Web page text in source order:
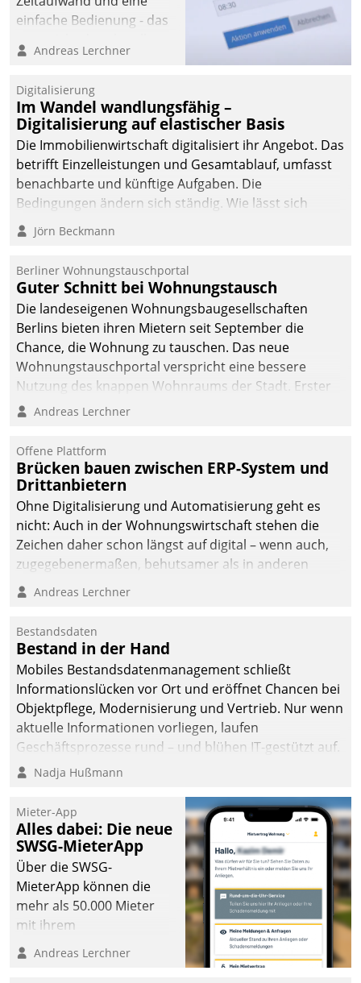
einfache Bedienung - das
Cockpit für mobile
Datatrain. Die meravis
Wohnungsbau- und
Immobilien GmbH hat
sich dabei für den Betrieb
der Lösung über die SAP
Cloud Platform
entschieden - als erstes
Unternehmen am
Andreas Lerchner
Digitalisierung
Im Wandel wandlungsfähig –
Digitalisierung auf elastischer Basis
Die Immobilienwirtschaft digitalisiert ihr Angebot. Das
betrifft Einzelleistungen und Gesamtablauf, umfasst
benachbarte und künftige Aufgaben. Die
Bedingungen ändern sich ständig. Wie lässt sich
technisch die Kontrolle wahren und zugleich Freiraum
fürs Wachsen öffnen?
Jörn Beckmann
Berliner Wohnungstauschportal
Guter Schnitt bei Wohnungstausch
Die landeseigenen Wohnungsbaugesellschaften
Berlins bieten ihren Mietern seit September die
Chance, die Wohnung zu tauschen. Das neue
Wohnungstauschportal verspricht eine bessere
Nutzung des knappen Wohnraums der Stadt. Erster
Anwendungsfall für Datatrains Lösung API-Hub mit
Unternehmen.
Andreas Lerchner
Offene Plattform
Brücken bauen zwischen ERP-System und
Drittanbietern
Ohne Digitalisierung und Automatisierung geht es
nicht: Auch in der Wohnungswirtschaft stehen die
Zeichen daher schon längst auf digital – wenn auch,
zugegebenermaßen, behutsamer als in anderen
Branchen.
Andreas Lerchner
Bestandsdaten
Bestand in der Hand
Mobiles Bestandsdatenmanagement schließt
Informationslücken vor Ort und eröffnet Chancen bei
Objektpflege, Modernisierung und Vertrieb. Nur wenn
aktuelle Informationen vorliegen, laufen
Geschäftsprozesse rund – und blühen IT-gestützt auf.
Nadja Hußmann
Mieter-App
Alles dabei: Die neue
SWSG-MieterApp
Über die SWSG-
MieterApp können die
mehr als 50.000 Mieter
mit ihrem
Wohnungsunternehmen
kommunizieren, auf dem
Andreas Lerchner